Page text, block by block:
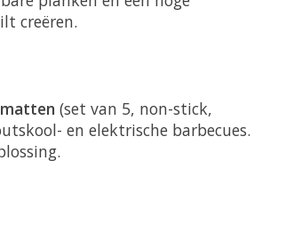
creëren.
(set van 5, non-stick,
en elektrische barbecues.